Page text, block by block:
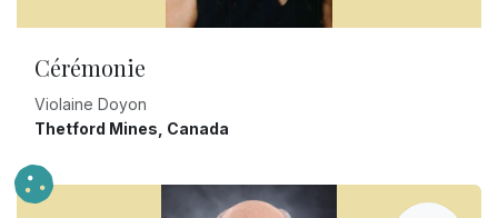
Cérémonie
Violaine Doyon
Thetford Mines Canada